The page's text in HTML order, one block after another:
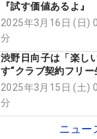
『試す価値あるよ
パット1位の柏原明
る“特注パター”
2025年3月16日 (日)
分
渋野日向子は「楽し
す“クラブ契約フリ
国内開幕戦会場で選
たメリット、デメリ
2025年3月15日 (土)
分
ニュー